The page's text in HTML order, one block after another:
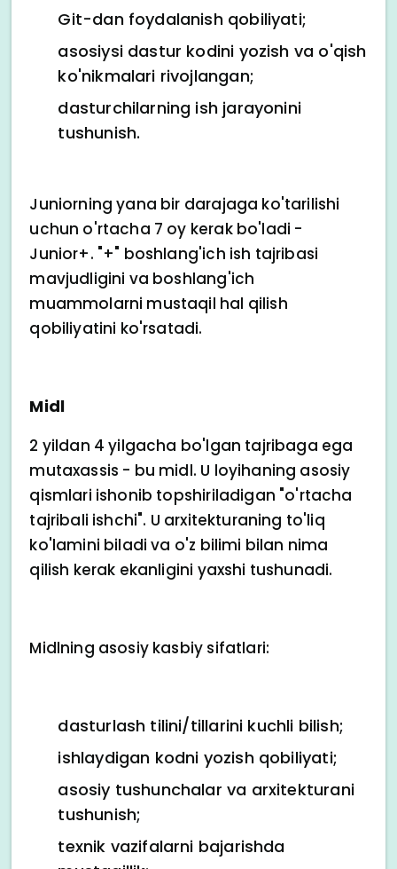
Git-dan foydalanish qobiliyati;
asosiysi dastur kodini yozish va o'qish
ko'nikmalari rivojlangan;
dasturchilarning ish jarayonini
tushunish.
Juniorning yana bir darajaga ko'tarilishi
uchun o'rtacha 7 oy kerak bo'ladi -
Junior+. "+" boshlang'ich ish tajribasi
mavjudligini va boshlang'ich
muammolarni mustaqil hal qilish
qobiliyatini ko'rsatadi.
Midl
2 yildan 4 yilgacha bo'lgan tajribaga ega
mutaxassis - bu midl. U loyihaning asosiy
qismlari ishonib topshiriladigan "o'rtacha
tajribali ishchi". U arxitekturaning to'liq
ko'lamini biladi va o'z bilimi bilan nima
qilish kerak ekanligini yaxshi tushunadi.
Midlning asosiy kasbiy sifatlari:
dasturlash tilini/tillarini kuchli bilish;
ishlaydigan kodni yozish qobiliyati;
asosiy tushunchalar va arxitekturani
tushunish;
texnik vazifalarni bajarishda